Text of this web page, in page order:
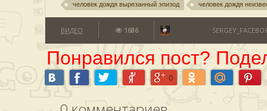
человек дождя вырезанный эпизод человек дождя
ВИДЕО 1686
Понравился пост?
0